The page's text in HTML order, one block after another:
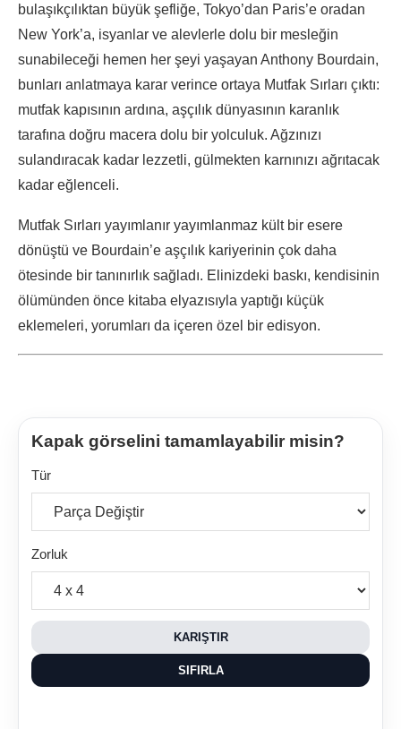
bulaşıkçılıktan büyük şefliğe, Tokyo’dan Paris’e oradan
New York’a, isyanlar ve alevlerle dolu bir mesleğin
sunabileceği hemen her şeyi yaşayan Anthony Bourdain,
bunları anlatmaya karar verince ortaya Mutfak Sırları çıktı:
mutfak kapısının ardına, aşçılık dünyasının karanlık
tarafına doğru macera dolu bir yolculuk. Ağzınızı
sulandıracak kadar lezzetli, gülmekten karnınızı ağrıtacak
kadar eğlenceli.
Mutfak Sırları yayımlanır yayımlanmaz kült bir esere
dönüştü ve Bourdain’e aşçılık kariyerinin çok daha
ötesinde bir tanınırlık sağladı. Elinizdeki baskı, kendisinin
ölümünden önce kitaba elyazısıyla yaptığı küçük
eklemeleri, yorumları da içeren özel bir edisyon.
Kapak görselini tamamlayabilir misin?
Tür
Zorluk
KARIŞTIR
SIFIRLA